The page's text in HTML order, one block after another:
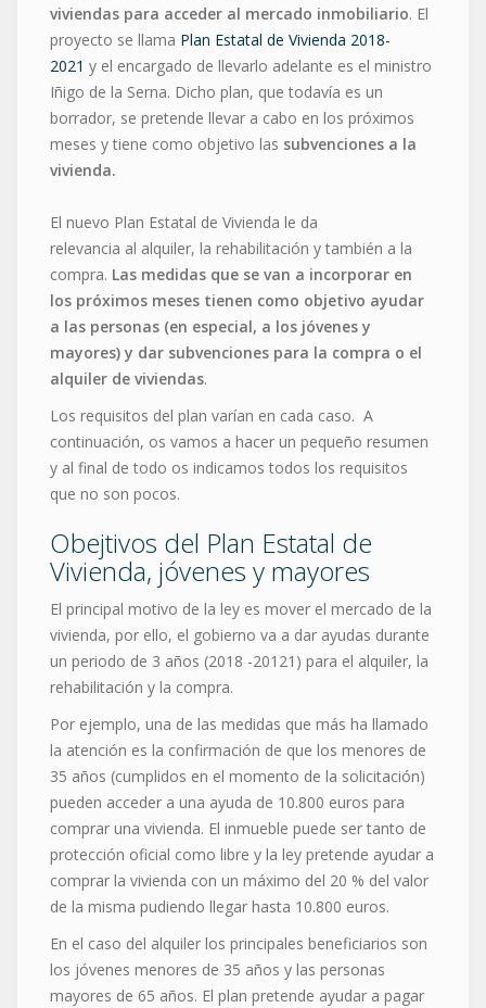
viviendas para acceder al mercado inmobiliario. El
proyecto se llama Plan Estatal de Vivienda 2018-
2021 y el encargado de llevarlo adelante es el ministro
Iñigo de la Serna. Dicho plan, que todavía es un
borrador, se pretende llevar a cabo en los próximos
meses y tiene como objetivo las subvenciones a la
vivienda.
El nuevo Plan Estatal de Vivienda le da
relevancia al alquiler, la rehabilitación y también a la
compra. Las medidas que se van a incorporar en
los próximos meses tienen como objetivo ayudar
a las personas (en especial, a los jóvenes y
mayores) y dar subvenciones para la compra o el
alquiler de viviendas.
Los requisitos del plan varían en cada caso. A
continuación, os vamos a hacer un pequeño resumen
y al final de todo os indicamos todos los requisitos
que no son pocos.
Obejtivos del Plan Estatal de
Vivienda, jóvenes y mayores
El principal motivo de la ley es mover el mercado de la
vivienda, por ello, el gobierno va a dar ayudas durante
un periodo de 3 años (2018 -20121) para el alquiler, la
rehabilitación y la compra.
Por ejemplo, una de las medidas que más ha llamado
la atención es la confirmación de que los menores de
35 años (cumplidos en el momento de la solicitación)
pueden acceder a una ayuda de 10.800 euros para
comprar una vivienda. El inmueble puede ser tanto de
protección oficial como libre y la ley pretende ayudar a
comprar la vivienda con un máximo del 20 % del valor
de la misma pudiendo llegar hasta 10.800 euros.
En el caso del alquiler los principales beneficiarios son
los jóvenes menores de 35 años y las personas
mayores de 65 años. El plan pretende ayudar a pagar